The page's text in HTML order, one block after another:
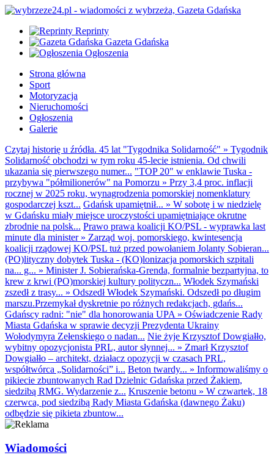
Reprinty
Gazeta Gdańska
Ogłoszenia
Strona główna
Sport
Motoryzacja
Nieruchomości
Ogłoszenia
Galerie
Czytaj historię u źródła. 45 lat "Tygodnika Solidarność" » Tygodnik
Solidarność obchodzi w tym roku 45-lecie istnienia. Od chwili
ukazania się pierwszego numer... "TOP 20" w enklawie Tuska -
przybywa "półmilionerów" na Pomorzu » Przy 3,4 proc. inflacji
rocznej w 2025 roku, wynagrodzenia pomorskiej nomenklatury
gospodarczej kszt... Gdańsk upamiętnił... » W sobotę i w niedzielę
w Gdańsku miały miejsce uroczystości upamiętniające okrutne
zbrodnie na polsk... Prawo prawa koalicji KO/PSL - wyprawka last
minute dla minister» Zarząd woj. pomorskiego, kwintesencja
koalicji rządowej KO/PSL tuż przed powołaniem Jolanty Sobieran...
(PO)lityczny dobytek Tuska - (KO)lonizacja pomorskich szpitali
na... g... » Minister J. Sobierańska-Grenda, formalnie bezpartyjna, to
krew z krwi (PO)morskiej kultury polityczn... Włodek Szymański
zszedł z trasy... » Odszedł Włodek Szymański. Odszedł po długim
marszu.Przemykał dyskretnie po różnych redakcjach, gdańs...
Gdańscy radni: "nie" dla honorowania UPA » Oświadczenie Rady
Miasta Gdańska w sprawie decyzji Prezydenta Ukrainy
Wołodymyra Zełenskiego o nadan... Nie żyje Krzysztof Dowgiałło,
wybitny opozycjonista PRL, autor słynnej... » Zmarł Krzysztof
Dowgiałło – architekt, działacz opozycji w czasach PRL,
współtwórca „Solidarności” i... Beton twardy... » Informowaliśmy o
pikiecie zbuntowanych Rad Dzielnic Gdańska przed Żakiem,
siedzibą RMG. Wydarzenie z... Kruszenie betonu » W czwartek, 18
czerwca, pod siedzibą Rady Miasta Gdańska (dawnego Żaku)
odbędzie się pikieta zbuntow...
Wiadomości